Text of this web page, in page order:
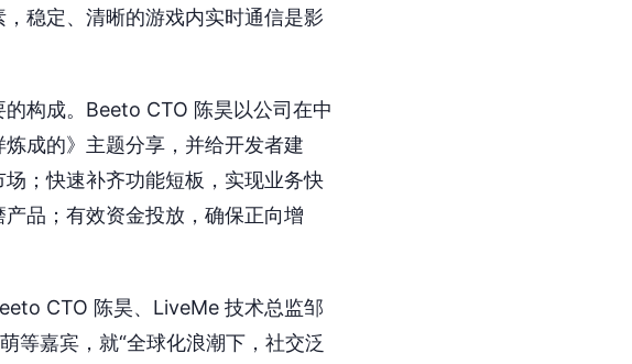
稳定、清晰的游戏内实时通信是影
构成。Beeto CTO 陈昊以公司在中
成的》主题分享，并给开发者建
；快速补齐功能短板，实现业务快
品；有效资金投放，确保正向增
CTO 陈昊、LiveMe 技术总监邹
等嘉宾，就“全球化浪潮下，社交泛